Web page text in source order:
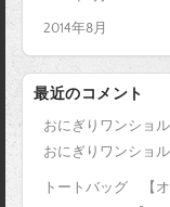
2014年8月
最近のコメント
おにぎりワンショ
おにぎりワンショ
トートバッグ 【オ